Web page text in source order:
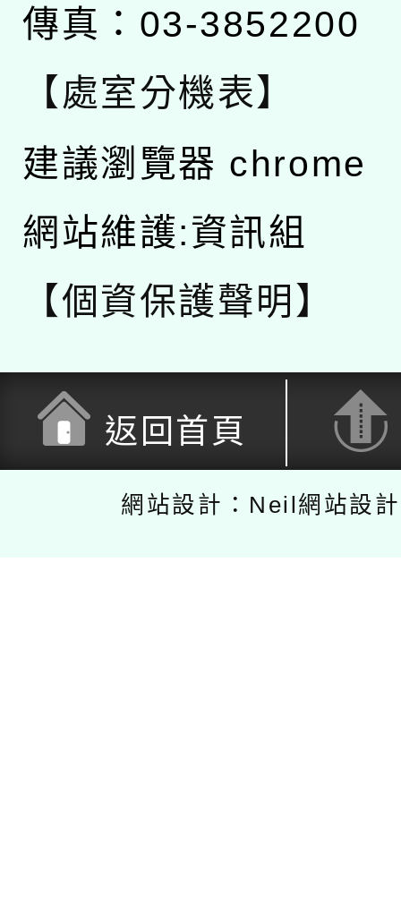
傳真：03-3852200
【處室分機表】
建議瀏覽器 chrome
網站維護:資訊組
【個資保護聲明】
返回首頁
網站設計：Neil網站設